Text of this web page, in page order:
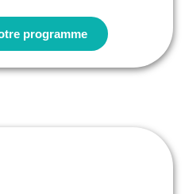
programme